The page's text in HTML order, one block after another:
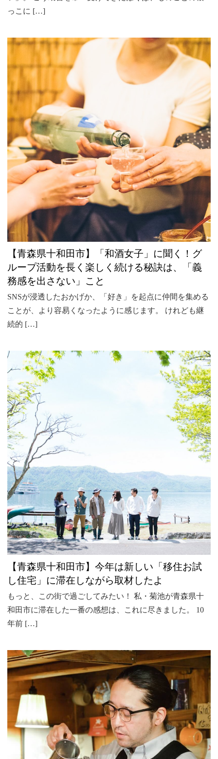
っこに […]
【青森県十和田市】「和酒女子」に聞く！グ
ループ活動を長く楽しく続ける秘訣は、「義
務感を出さない」こと
SNSが浸透したおかげか、「好き」を起点に仲間を集める
ことが、より容易くなったように感じます。 けれども継
続的 […]
【青森県十和田市】今年は新しい「移住お試
し住宅」に滞在しながら取材したよ
もっと、この街で過ごしてみたい！ 私・菊池が青森県十
和田市に滞在した一番の感想は、これに尽きました。 10
年前 […]